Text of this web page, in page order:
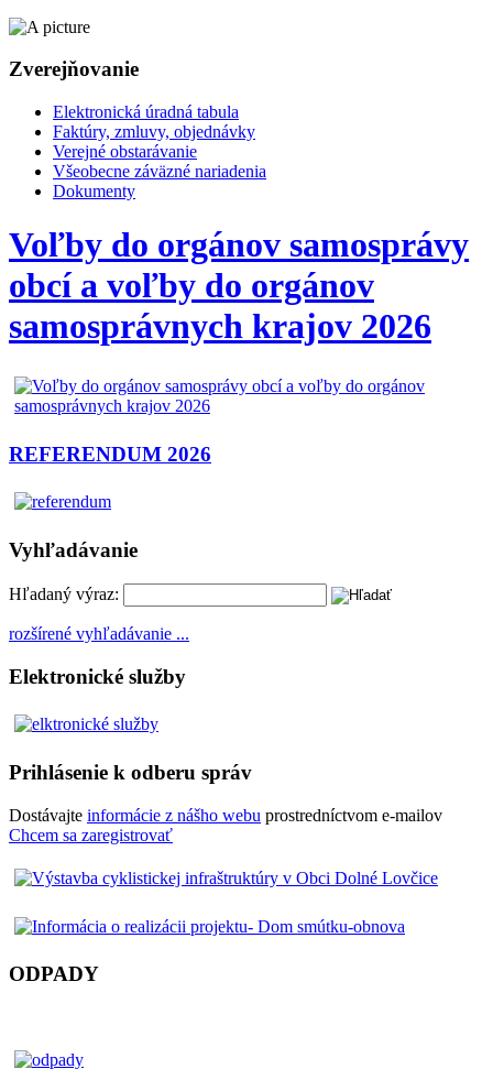
Zverejňovanie
Elektronická úradná tabula
Faktúry, zmluvy, objednávky
Verejné obstarávanie
Všeobecne záväzné nariadenia
Dokumenty
Voľby do orgánov samosprávy
obcí a voľby do orgánov
samosprávnych krajov 2026
REFERENDUM 2026
Vyhľadávanie
Hľadaný výraz:
rozšírené vyhľadávanie ...
Elektronické služby
Prihlásenie k odberu správ
Dostávajte informácie z nášho webu prostredníctvom e-mailov
Chcem sa zaregistrovať
ODPADY